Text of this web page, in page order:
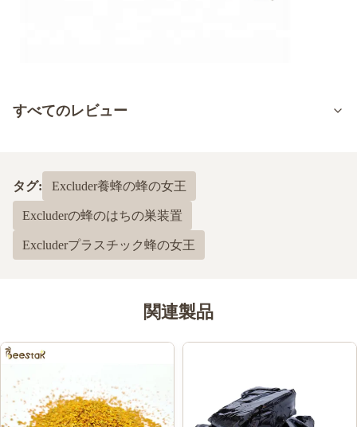
すべてのレビュー
5.0最近の50件のレビューに基づいて
5
Very happy with this product! It is exactly what I wanted and
much better than last time I bought n=mouse guards elsewhere,
Thank you!
タグ: Excluder養蜂の蜂の女王
Excluderの蜂のはちの巣装置
Excluderプラスチック蜂の女王
関連製品